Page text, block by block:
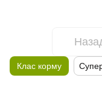
Клас корму